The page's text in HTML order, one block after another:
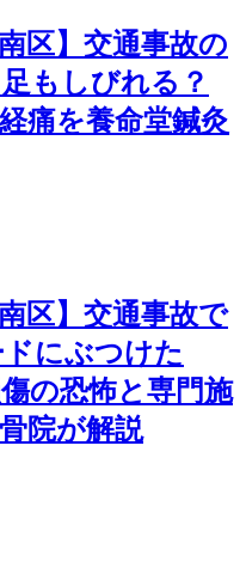
区】交通事故の
もしびれる？
痛を養命堂鍼灸
区】交通事故で
にぶつけた
の恐怖と専門施
院が解説